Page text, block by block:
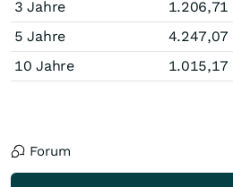
3 Jahre
1.206,71
5 Jahre
4.247,07
10 Jahre
1.015,17
Forum